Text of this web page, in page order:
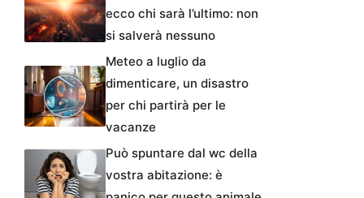
ecco chi sarà l’ultimo: non
si salverà nessuno
Meteo a luglio da
dimenticare, un disastro
per chi partirà per le
vacanze
Può spuntare dal wc della
vostra abitazione: è